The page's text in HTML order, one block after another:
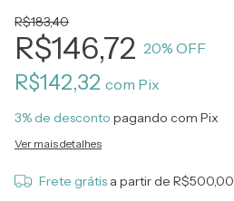
R$183,40
R$146,72 20% OFF
R$142,32 com Pix
3% de desconto pagando com Pix
Ver mais detalhes
Frete grátis a partir de R$500,00